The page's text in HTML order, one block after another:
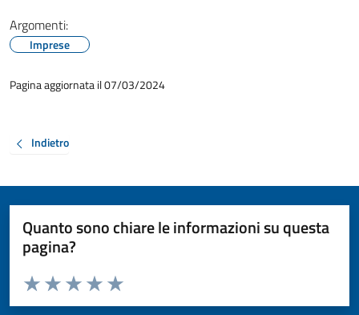
Argomenti:
Imprese
Pagina aggiornata il 07/03/2024
Indietro
Quanto sono chiare le informazioni su questa
pagina?
Valuta da 1 a 5 stelle la pagina
Valuta 5 stelle su 5
Valuta 4 stelle su 5
Valuta 3 stelle su 5
Valuta 2 stelle su 5
Valuta 1 stelle su 5